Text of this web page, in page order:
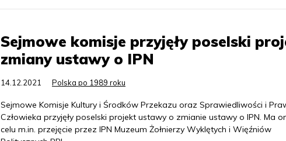
Sejmowe komisje przyjęły poselski
zmiany ustawy o IPN
14.12.2021 Polska po 1989 roku
Sejmowe Komisje Kultury i Środków Przekazu oraz Sprawiedliwości i
Człowieka przyjęły poselski projekt ustawy o zmianie ustawy o IPN. Ma
celu m.in. przejęcie przez IPN Muzeum Żołnierzy Wyklętych i Więźniów